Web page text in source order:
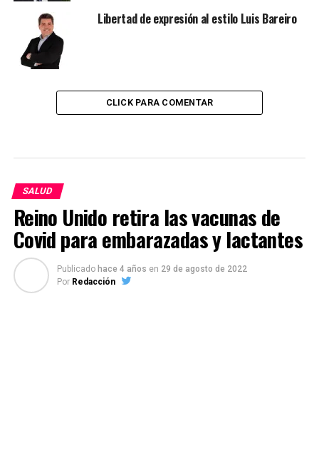
Libertad de expresión al estilo Luis Bareiro
CLICK PARA COMENTAR
SALUD
Reino Unido retira las vacunas de
Covid para embarazadas y lactantes
Publicado hace 4 años en 29 de agosto de 2022
Por Redacción